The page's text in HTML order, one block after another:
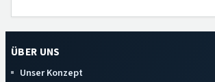
ÜBER UNS
Unser Konzept